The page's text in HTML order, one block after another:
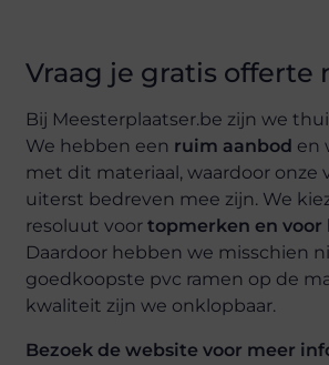
Vraag je gratis offerte
Bij Meesterplaatser.be zijn we
We hebben een ruim aanbod en
met dit materiaal, waardoor onze
uiterst bedreven mee zijn. We
resoluut voortopmerken en
Daardoor hebben we misschien
goedkoopste pvc ramen op de
kwaliteit zijn we onklopbaar.
Bezoek de website voor meer